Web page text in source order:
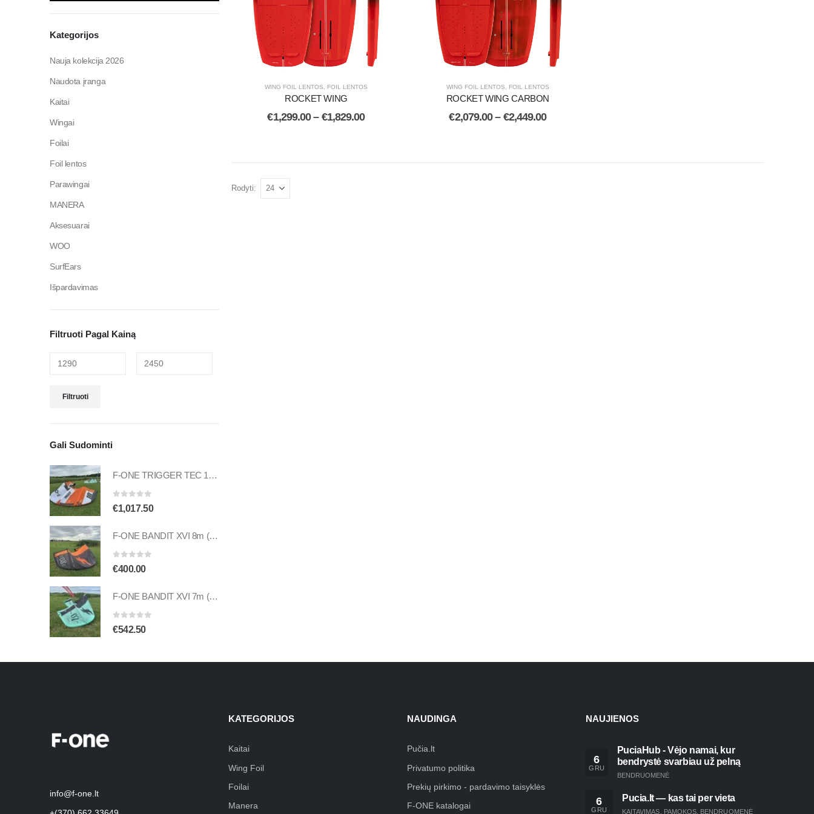
WING FOIL LENTOS, FOIL LENTOS
ROCKET WING
€1,299.00 – €1,829.00
WING FOIL LENTOS, FOIL LENTOS
ROCKET WING CARBON
€2,079.00 – €2,449.00
Rodyti:
Kategorijos
Nauja kolekcija 2026
Naudota įranga
Kaitai
Wingai
Foilai
Foil lentos
Parawingai
MANERA
Aksesuarai
WOO
SurfEars
Išpardavimas
Filtruoti Pagal Kainą
Filtruoti
Gali Sudominti
F-ONE TRIGGER TEC 10m (naudotas)
0 out of 5
€1,017.50
F-ONE BANDIT XVI 8m (naudotas)
0 out of 5
€400.00
F-ONE BANDIT XVI 7m (naudotas)
0out of 5
€542.50
info@f-one.lt
KATEGORIJOS
Kaitai
Wing Foil
Foilai
Manera
NAUDINGA
Pučia.lt
Privatumo politika
Prekių pirkimo - pardavimo taisyklės
F-ONE katalogai
NAUJIENOS
6
GRU
PuciaHub - Vėjo namai, kur
bendrystė svarbiau už pelną
BENDRUOMENĖ
6
GRU
Pucia.lt — kas tai per vieta
KAITAVIMAS PAMOKOS BENDRUOMENĖ